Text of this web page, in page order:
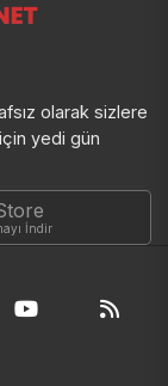
olarak sizlere
yedi gün
İndir